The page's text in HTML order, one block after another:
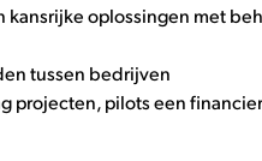
oplossingen met
tussen bedrijven
projecten, pilots een